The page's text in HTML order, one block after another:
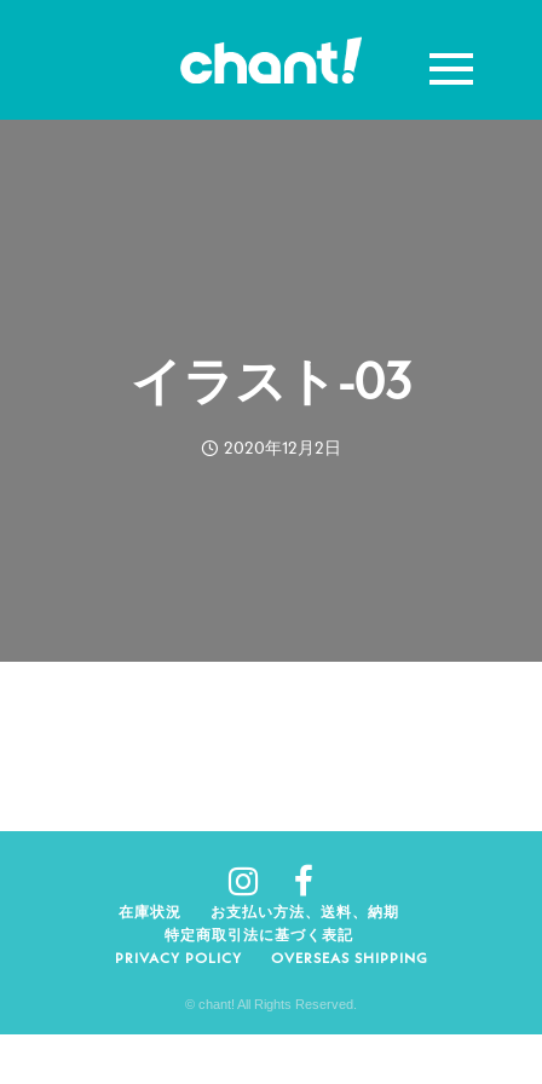
イラスト-03
2020年12月2日
在庫状況
お支払い方法、送料、納期
特定商取引法に基づく表記
PRIVACY POLICY
OVERSEAS SHIPPING
© chant! All Rights Reserved.